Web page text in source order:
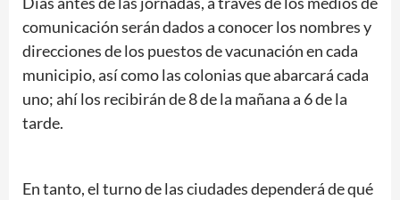
comunicación serán dados a conocer los nombres y
direcciones de los puestos de vacunación en cada
municipio, así como las colonias que abarcará cada
uno; ahí los recibirán de 8 de la mañana a 6 de la
tarde.
En tanto, el turno de las ciudades dependerá de qué